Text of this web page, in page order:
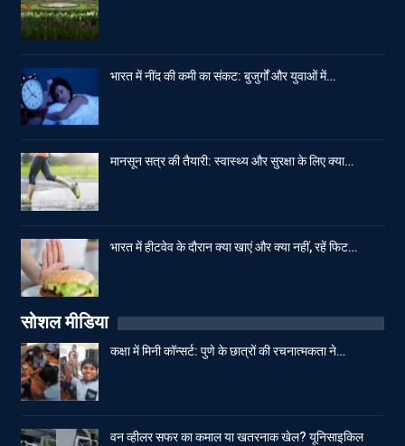
भारत में नींद की कमी का संकट: बुजुर्गों और युवाओं में…
मानसून सत्र की तैयारी: स्वास्थ्य और सुरक्षा के लिए क्या…
भारत में हीटवेव के दौरान क्या खाएं और क्या नहीं, रहें फिट…
सोशल मीडिया
कक्षा में मिनी कॉन्सर्ट: पुणे के छात्रों की रचनात्मकता ने…
वन व्हीलर सफर का कमाल या खतरनाक खेल? यूनिसाइकिल